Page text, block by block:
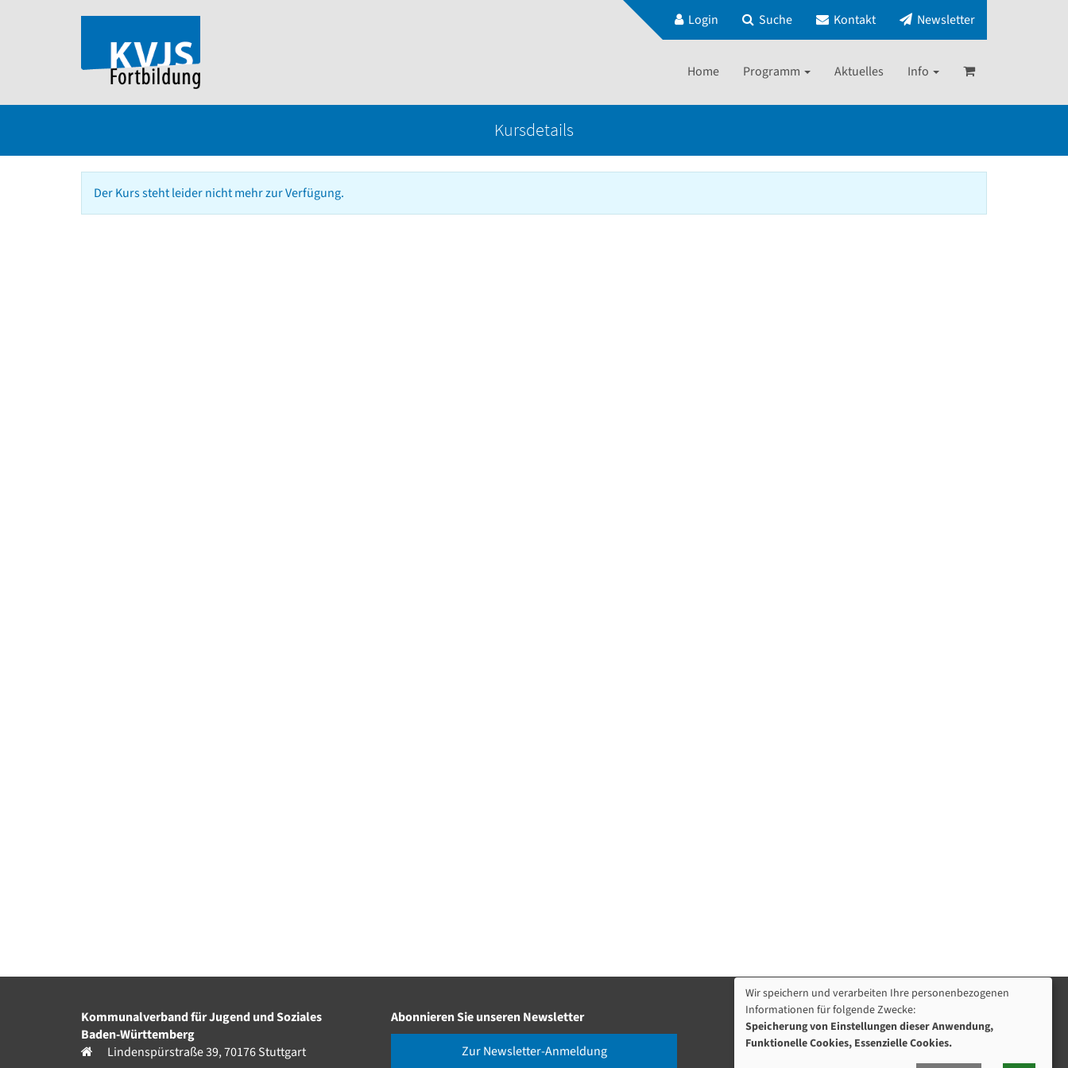
Login Suche Kontakt Newsletter
Home Programm Aktuelles Info
Kursdetails
Der Kurs steht leider nicht mehr zur Verfügung.
Kommunalverband für Jugend und Soziales
Baden-Württemberg
Lindenspürstraße 39, 70176 Stuttgart
Abonnieren Sie unseren Newsletter
Zur Newsletter-Anmeldung
Nützliche Links
Programmhefte Kita & Jugendhilfe
Öffnungszeiten
Wir speichern und verarbeiten Ihre personenbezogenen
Informationen für folgende Zwecke:
Speicherung von Einstellungen dieser Anwendung,
Funktionelle Cookies, Essenzielle Cookies.